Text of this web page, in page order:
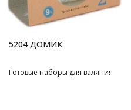
5204 ДОМИК
Готовые наборы для валяния